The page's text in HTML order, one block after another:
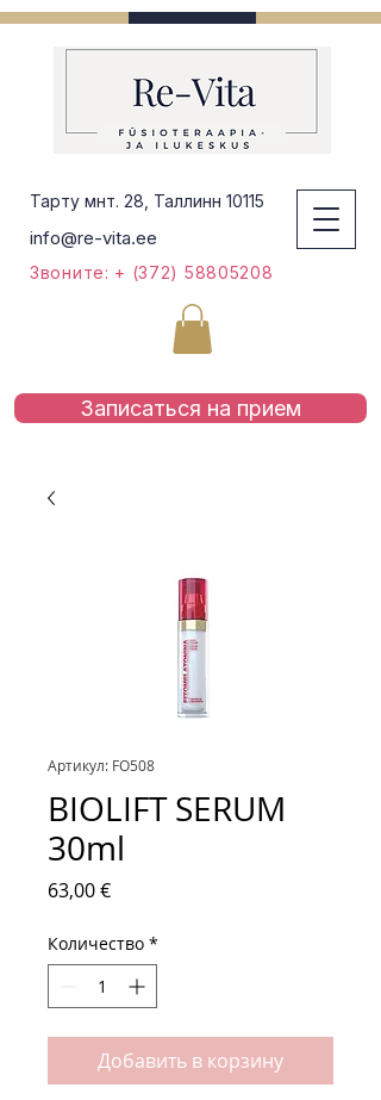
Тарту мнт. 28, Таллинн 10115
info@re-vita.ee
Звоните: + (372) 58805208
Записаться на приeм
Артикул: FO508
BIOLIFT SERUM
30ml
63,00 €Цена
Количество *
Добавить в корзину